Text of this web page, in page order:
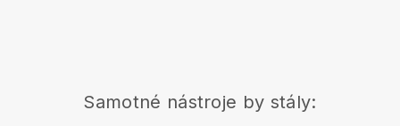
Samotné nástroje by stály: